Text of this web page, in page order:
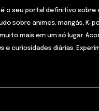
é o seu portal definitivo sobre
sobre animes, mangás, K-
mais em um só lugar.
e curiosidades diárias.